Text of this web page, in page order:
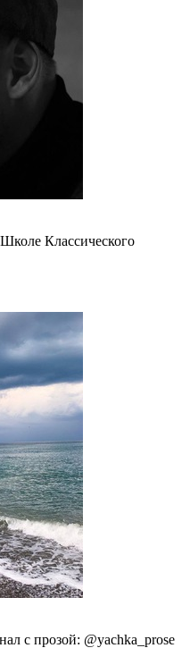
Классического
с прозой: @yachka_prose